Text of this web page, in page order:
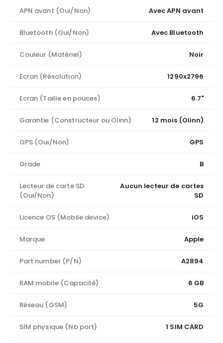
APN avant (Oui/Non) Avec APN avant
Bluetooth (Oui/Non) Avec Bluetooth
Couleur (Matériel) Noir
Ecran (Résolution) 1290x2796
Ecran (Taille en pouces) 6.7"
Garantie (Constructeur ou Olinn) 12 mois (Olinn)
GPS (Oui/Non) GPS
Grade B
Lecteur de carte SD
(Oui/Non)
Aucun lecteur de cartes
SD
Licence OS (Mobile device) iOS
Marque Apple
Part number (P/N) A2894
RAM mobile (Capacité) 6 GB
Réseau (GSM) 5G
SIM physique (Nb port) 1 SIM CARD